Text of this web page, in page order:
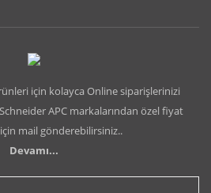
için kolayca Online siparişlerinizi
APC markalarından özel fiyat
mail gönderebilirsiniz..
Devamı...